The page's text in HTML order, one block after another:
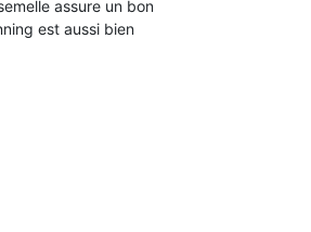
assure un bon
est aussi bien